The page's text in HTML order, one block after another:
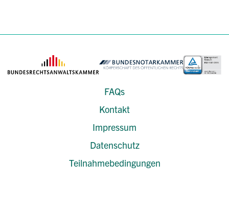
FAQs
Kontakt
Impressum
Datenschutz
Teilnahmebedingungen